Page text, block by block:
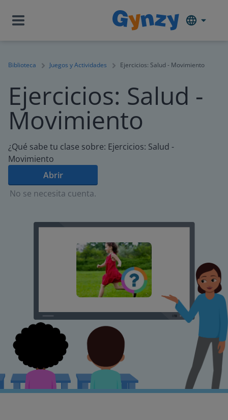
Biblioteca Juegos y Actividades Ejercicios: Salud - Movimiento
Ejercicios: Salud -
Movimiento
¿Qué sabe tu clase sobre: Ejercicios: Salud -
Movimiento
Abrir
No se necesita cuenta.